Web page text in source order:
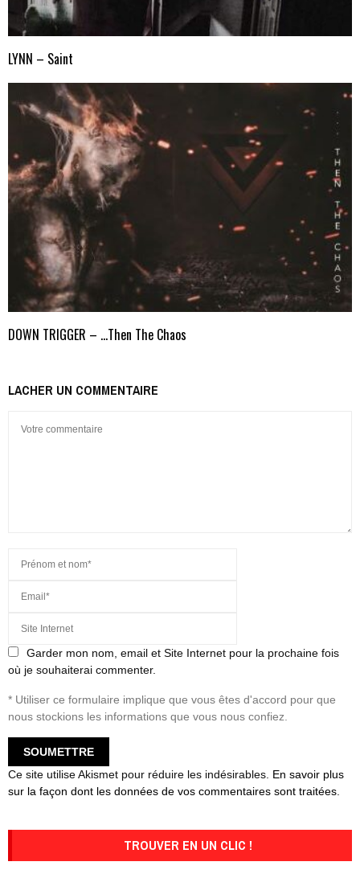
LYNN – Saint
DOWN TRIGGER – …Then The Chaos
LACHER UN COMMENTAIRE
Garder mon nom, email et Site Internet pour la prochaine fois
où je souhaiterai commenter.
* Utiliser ce formulaire implique que vous êtes d'accord pour que
nous stockions les informations que vous nous confiez.
Ce site utilise Akismet pour réduire les indésirables. En savoir plus
sur la façon dont les données de vos commentaires sont traitées
TROUVER EN UN CLIC !